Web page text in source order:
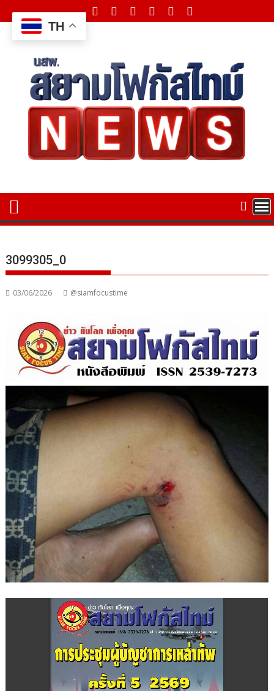
to
content
3099305_0
03/06/2026 @siamfocustime
TH